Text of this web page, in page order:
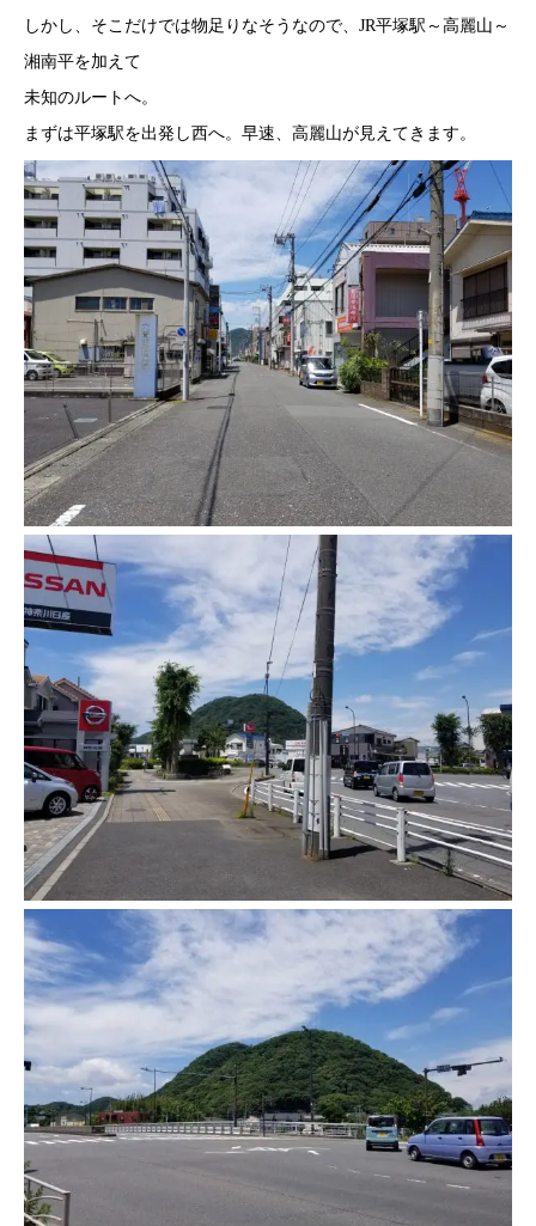
しかし、そこだけでは物足りなそうなので、JR平塚駅～高麗山～
湘南平を加えて
未知のルートへ。
まずは平塚駅を出発し西へ。早速、高麗山が見えてきます。